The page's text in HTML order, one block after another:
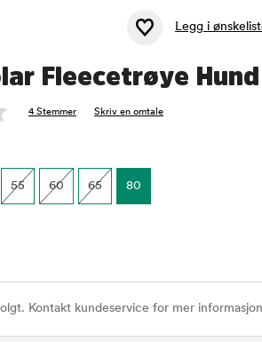
Legg i
Fleecetrøye
4 Stemmer Skriv en omtale
55 60 65 80
Kontakt kundeservice for mer